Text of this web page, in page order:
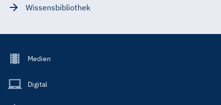
Wissensbibliothek
Footer
Main
Medien
Digital